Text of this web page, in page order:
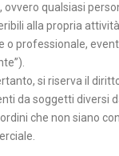
ovvero qualsiasi
alla propria
o professionale,
si riserva il
da soggetti diversi
che non siano